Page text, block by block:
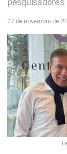
pesquisadores
27 de novembro de